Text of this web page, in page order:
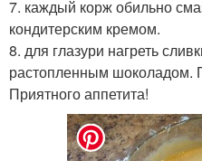
7. каждый корж обильно
кондитерским кремом.
8. для глазури нагреть
растопленным шоколадом.
Приятного аппетита!